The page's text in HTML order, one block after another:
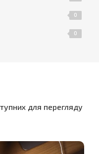
1
0
2
0
для перегляду